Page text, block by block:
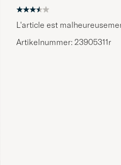
L'article est
Artikelnummer: 23905311r